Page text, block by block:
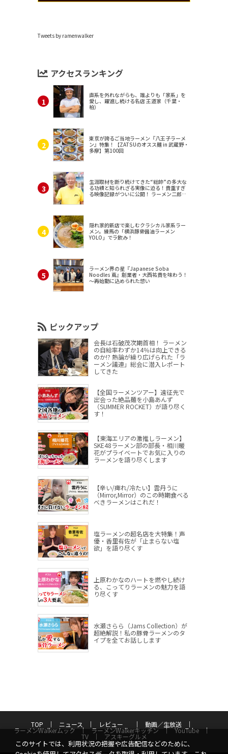
Tweets by ramenwalker
アクセスランキング
直系を外れながらも、誰よりも「家系」を
愛し、躍進し続ける名店 王道家（千葉・
柏）
東京が誇るご当地ラーメン『八王子ラーメ
ン』特集！【ZATSUのオスス麺 in 武蔵野・
多摩】第100回
生涯取材を断り続けてきた“総帥”の多大な
る功績と知られざる実像に迫る！貴重すぎ
る映像記録がついに公開！ ラーメン二郎
隠れ家的新店で楽しむクラシカル家系ラー
メン。練馬の「横浜豚骨醤油ラーメン
YOLO」でラ飲み！
ラーメン界の星『Japanese Soba
Noodles 蔦』創業者・大西祐貴を味わう！
～再始動に込められた想い
ピックアップ
会長は石破茂次期首相！ ラーメン
の自給率わずか14％は向上できる
のか!? 熱論が繰り広げられた「ラ
ーメン議連」総会に潜入レポート
してきた
【全国ラーメンツアー】遠征先で
出会った絶品麺を小島あんず
（SUMMER ROCKET）が語り尽く
す！
【東海エリアの激推しラーメン】
SKE48ラーメン部の部長・相川暖
花がプライベートでお気に入りの
ラーメンを語り尽くします
【辛い/痺れ/冷たい】雲丹うに
（Mirror,Mirror）のこの時期食べる
べきラーメンはこれだ！
塩ラーメンの超名店を大特集！声
優・香里有佐が「止まらない塩
欲」を語り尽くす
上原わかなのハートを燃やし続け
る、こってりラーメンの魅力を語
り尽くす
水瀬さらら（Jams Collection）が
超絶解説！私の豚骨ラーメンのタ
イプを全てお話しします
TOP ニュース レビュー 動画／生放送
ラーメンWalkerムック ラーメンWalkerキッチン YouTube
TV アスキーグルメ
このサイトでは、利用状況の把握や広告配信などのために、